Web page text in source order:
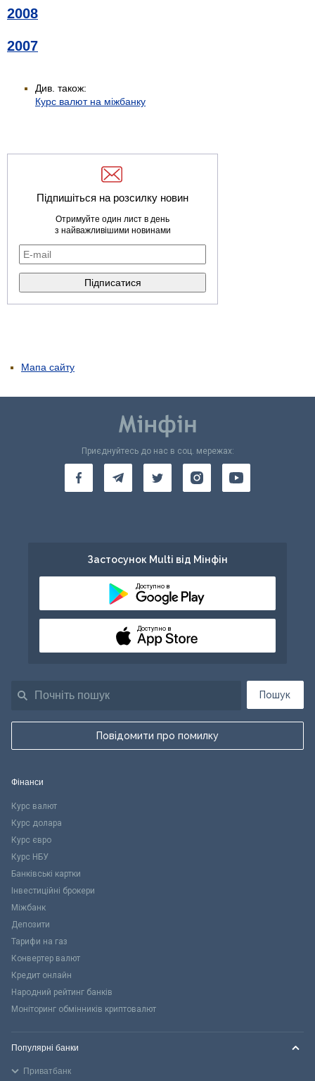
2008
2007
Див. також:
Курс валют на міжбанку
Підпишіться на розсилку новин
Отримуйте один лист в день
з найважливішими новинами
Мапа сайту
Пошук
Повідомити про помилку
Приєднуйтесь до нас в соц. мережах:
Застосунок Multi від Мінфін
Доступно в
Доступно в
Фінанси
Курс валют
Курс долара
Курс євро
Курс НБУ
Банківські картки
Інвестиційні брокери
Міжбанк
Депозити
Тарифи на газ
Конвертер валют
Кредит онлайн
Народний рейтинг банків
Моніторинг обмінників криптовалют
Популярні банки
Приватбанк